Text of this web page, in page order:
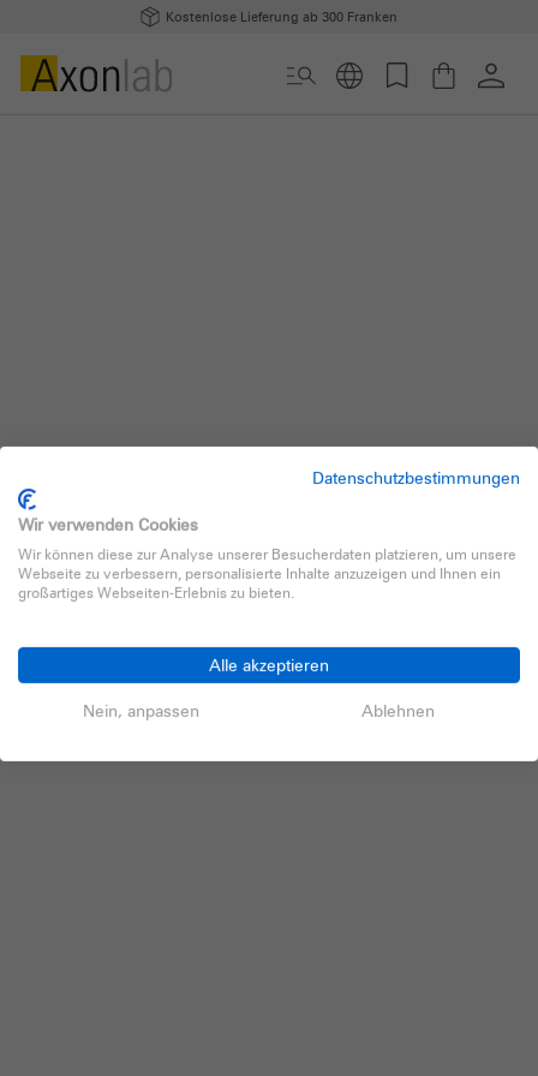
Kostenlose Lieferung ab 300 Franken
Datenschutzbestimmungen
Wir verwenden Cookies
Wir können diese zur Analyse unserer Besucherdaten platzieren, um unsere
Webseite zu verbessern, personalisierte Inhalte anzuzeigen und Ihnen ein
großartiges Webseiten-Erlebnis zu bieten.
Alle akzeptieren
Nein, anpassen Ablehnen